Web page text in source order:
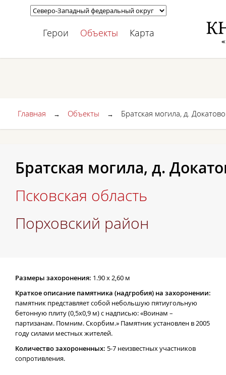
Герои Объекты Карта
Главная → Объекты → Братская могила, д. Докатово
Братская могила, д.
Псковская область
Порховский район
Размеры захоронения: 1.90 х 2,60 м
Краткое описание памятника (надгробия) на захоронении:
памятник представляет собой небольшую пятиугольную
бетонную плиту (0,5х0,9 м) с надписью: «Воинам –
партизанам. Помним. Скорбим.» Памятник установлен в 2005
году силами местных жителей.
Количество захороненных: 5-7 неизвестных участников
сопротивления.